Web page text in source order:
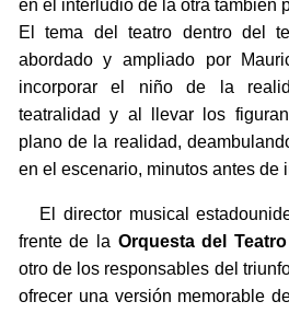
en el interludio de la otra también
El tema del teatro dentro del
abordado y ampliado por
incorporar el niño de la
teatralidad y al llevar los
plano de la realidad,
en el escenario, minutos antes de
El director musical
frente de la Orquesta del
otro de los responsables del
ofrecer una versión memorable